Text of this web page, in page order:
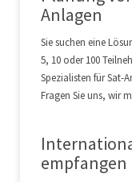
Anlagen
Sie suchen eine
5, 10 oder 100
Spezialisten für Sat-
Fragen Sie uns, wir
empfangen